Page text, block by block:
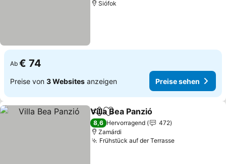
Siófok
Ab € 74
Preise von 3 Websites anzeigen Preise sehen
TeilenZu Favoriten hinzufügen
Villa Bea Panzió
8,6 Hervorragend
472
Zamárdi
Frühstück auf der TerrassePreise sehen